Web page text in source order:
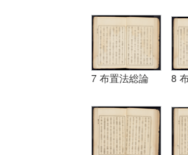
7 布置法総論 8